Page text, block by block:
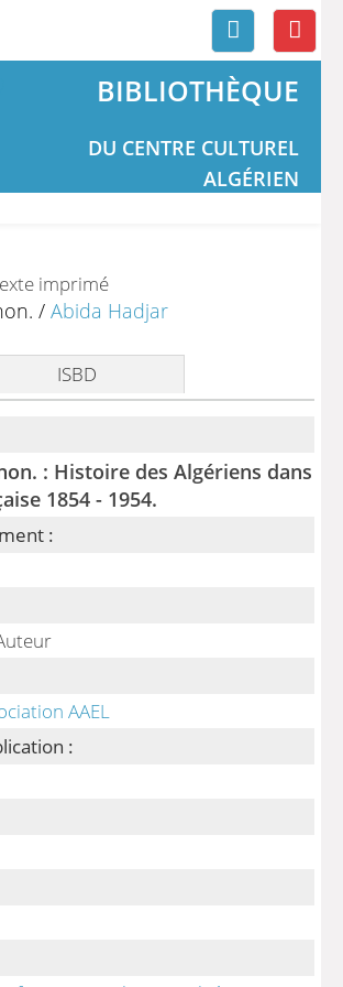
BIBLIOTHÈQUE
DU CENTRE CULTUREL
ALGÉRIEN
/Abida Hadjar
ISBD
: Histoire des Algériens dans
1854 - 1954.
:
AAEL
: